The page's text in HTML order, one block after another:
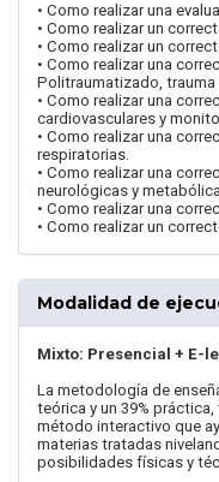
• Como realizar una
• Como realizar un
• Como realizar un
• Como realizar una
Politraumatizado, trauma
• Como realizar una
cardiovasculares y
• Como realizar una
respiratorias.
• Como realizar una
neurológicas y
• Como realizar una
• Como realizar un
Modalidad de
Mixto: Presencial + E-
La metodología de
teórica y un 39%
método interactivo que
materias tratadas
posibilidades físicas y